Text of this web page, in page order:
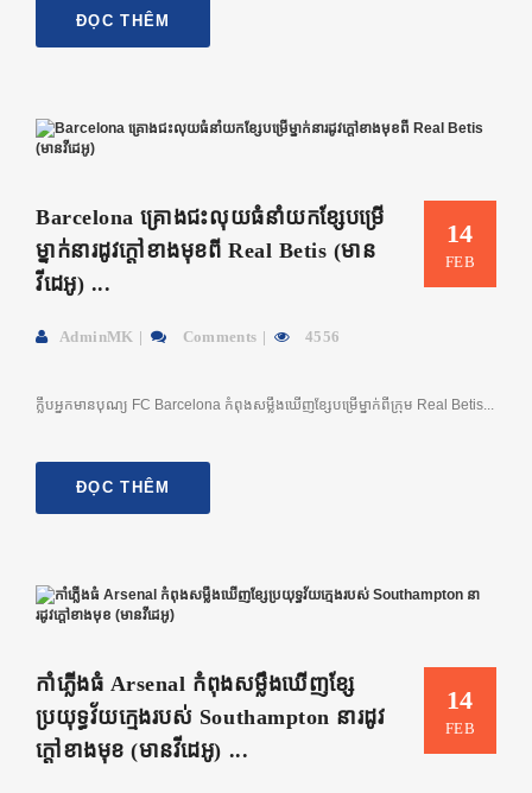
ĐỌC THÊM
14
FEB
Barcelona គ្រោងជះលុយធំនាំយកខ្សែបម្រើ
ម្នាក់នារដូវក្តៅខាងមុខពី Real Betis (មាន
វីដេអូ) ...
AdminMK Comments 4556
ក្លឹបអ្នកមានបុណ្យ FC Barcelona កំពុងសម្លឹងឃើញខ្សែបម្រើម្នាក់ពីក្រុម Real Betis...
ĐỌC THÊM
14
FEB
កាំភ្លើងធំ Arsenal កំពុងសម្លឹងឃើញខ្សែ
ប្រយុទ្ធវ័យក្មេងរបស់ Southampton នារដូវ
ក្តៅខាងមុខ (មានវីដេអូ) ...